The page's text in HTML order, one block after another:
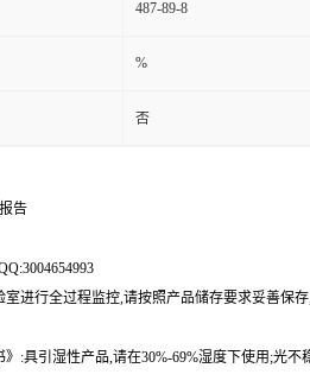
487-89-8
%
否
告
进行全过程监控,请按照产品储存要求妥善保
:具引湿性产品,请在30%-69%湿度下使用;光